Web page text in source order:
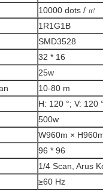
10000 dots / ㎡
1R1G1B
SMD3528
32 * 16
25w
10-80 m
H: 120 °; V: 120 °
500w
W960m ×
96 * 96
1/4 Scan, Arus
≥60 Hz